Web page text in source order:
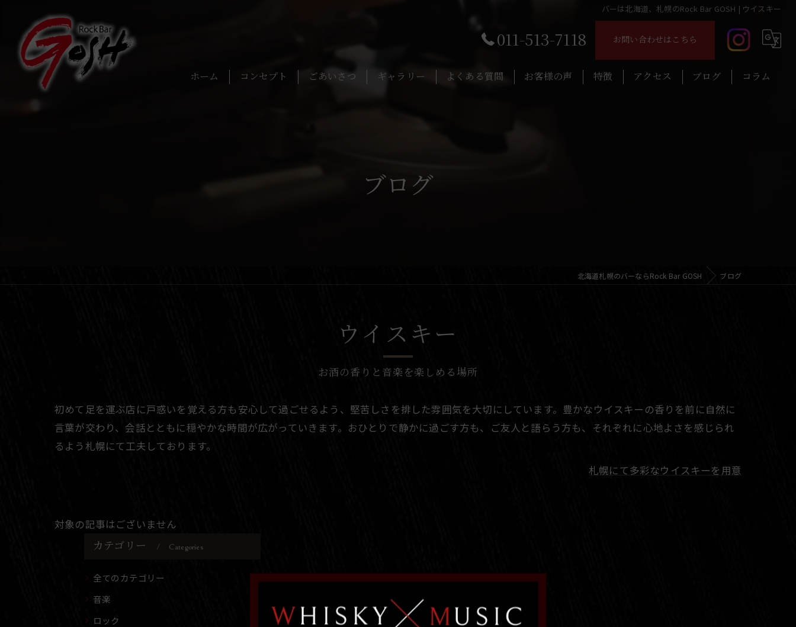
バーは北海道、札幌のRock Bar GOSH | ウイスキー
011-513-7118 お問い合わせはこちら
ホーム コンセプト ごあいさつ ギャラリー よくある質問 お客様の声 特徴 アクセス ブログ コラム
ブログ
北海道札幌のバーならRock Bar GOSH ブログ
ウイスキー
お酒の香りと音楽を楽しめる場所
初めて足を運ぶ店に戸惑いを覚える方も安心して過ごせるよう、堅苦しさを排した雰囲気を大切にしています。豊かなウイスキーの香りを前に自然に
言葉が交わり、会話とともに穏やかな時間が広がっていきます。おひとりで静かに過ごす方も、ご友人と語らう方も、それぞれに心地よさを感じられ
るよう札幌にて工夫しております。
札幌にて多彩なウイスキーを用意
対象の記事はございません
カテゴリー Categories
全てのカテゴリー
音楽
ロック